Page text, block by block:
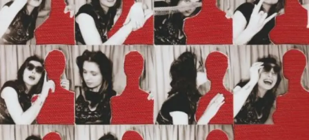
representa todas essas variações. Já o jangle rock do
demoDark summerpõe o Ceremony próximo do rock
britânico oitentista, como se um espírito ligado à Rough
Trade tivesse baixado ali. E tem ainda o clima meio 60’s,
meio punk deDeep down where I belong , numa estranha
onda que pega de Hives a Stranglers.
Ouvimos: Taxi Girls –Static